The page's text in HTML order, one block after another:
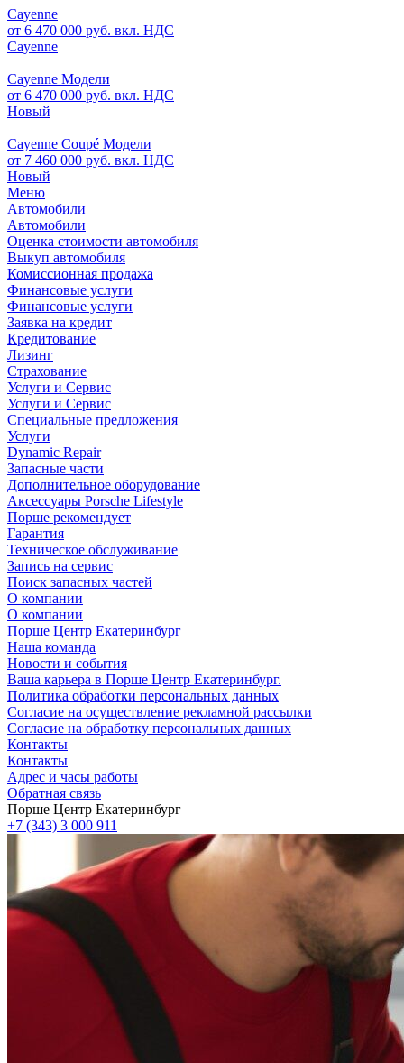
Cayenne
от 6 470 000 руб. вкл. НДС
Cayenne
Cayenne Модели
от 6 470 000 руб. вкл. НДС
Новый
Cayenne Coupé Модели
от 7 460 000 руб. вкл. НДС
Новый
Меню
Автомобили
Автомобили
Оценка стоимости автомобиля
Выкуп автомобиля
Комиссионная продажа
Финансовые услуги
Финансовые услуги
Заявка на кредит
Кредитование
Лизинг
Страхование
Услуги и Сервис
Услуги и Сервис
Специальные предложения
Услуги
Dynamic Repair
Запасные части
Дополнительное оборудование
Аксессуары Porsche Lifestyle
Порше рекомендует
Гарантия
Техническое обслуживание
Запись на сервис
Поиск запасных частей
О компании
О компании
Порше Центр Екатеринбург
Наша команда
Новости и события
Ваша карьера в Порше Центр Екатеринбург.
Политика обработки персональных данных
Согласие на осуществление рекламной рассылки
Согласие на обработку персональных данных
Контакты
Контакты
Адрес и часы работы
Обратная связь
Порше Центр Екатеринбург
+7 (343) 3 000 911